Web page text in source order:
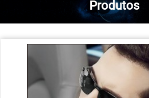
Produtos